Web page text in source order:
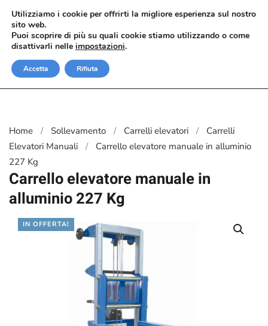
Passa al contenuto principale
Home Sollevamento Carrelli elevatori
Carrelli
Elevatori Manuali
Carrello elevatore manuale in alluminio
227 Kg
Carrello elevatore manuale in
alluminio 227 Kg
IN OFFERTA!
Utilizziamo i cookie per offrirti la migliore esperienza sul nostro
sito web.
Puoi scoprire di più su quali cookie stiamo utilizzando o come
disattivarli nelle impostazioni.
Accetta Rifiuta